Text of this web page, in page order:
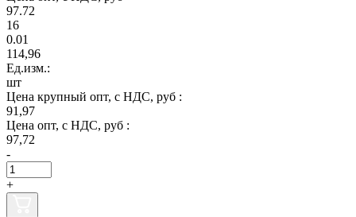
97.72
16
0.01
114,96
Ед.изм.:
шт
Цена крупный опт, с НДС, руб :
91,97
Цена опт, с НДС, руб :
97,72
-
+